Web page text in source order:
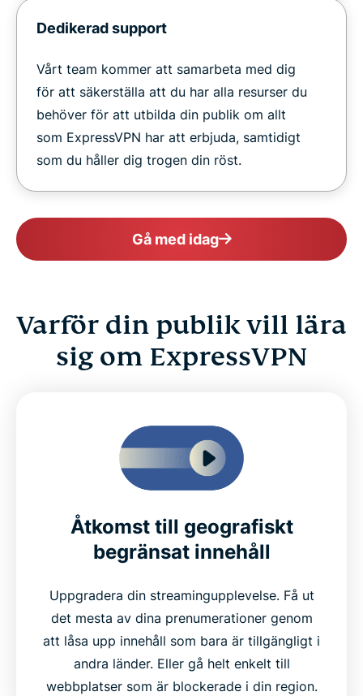
Dedikerad support
Vårt team kommer att samarbeta med dig
för att säkerställa att du har alla resurser du
behöver för att utbilda din publik om allt
som ExpressVPN har att erbjuda, samtidigt
som du håller dig trogen din röst.
Gå med idag
Varför din publik vill lära
sig om ExpressVPN
Åtkomst till geografiskt
begränsat innehåll
Uppgradera din streamingupplevelse. Få ut
det mesta av dina prenumerationer genom
att låsa upp innehåll som bara är tillgängligt i
andra länder. Eller gå helt enkelt till
webbplatser som är blockerade i din region.